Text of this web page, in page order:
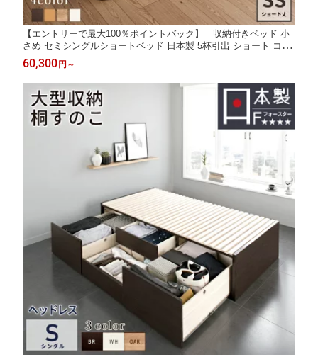
【エントリーで最大100％ポイントバック】 収納付きベッド 小
さめ セミシングルショートベッド 日本製 5杯引出 ショート コン
パクト 薄型カウンター 省スペース 収納付き 引出し付 おしゃれ
北欧 コンセント スライドレール 幅83cm 全長 190cm アルフォン
ソ
60,300円 ～